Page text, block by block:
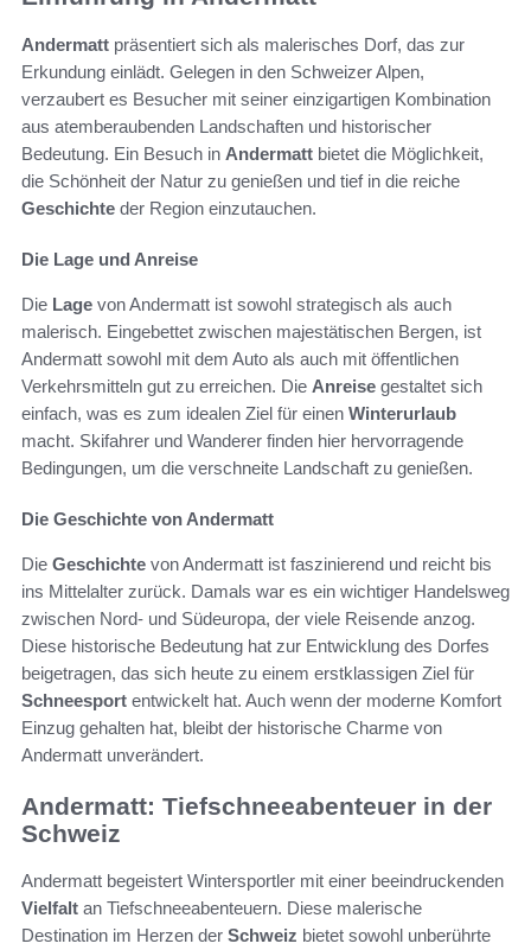
Andermatt präsentiert sich als malerisches Dorf, das zur
Erkundung einlädt. Gelegen in den Schweizer Alpen,
verzaubert es Besucher mit seiner einzigartigen Kombination
aus atemberaubenden Landschaften und historischer
Bedeutung. Ein Besuch in Andermatt bietet die Möglichkeit,
die Schönheit der Natur zu genießen und tief in die reiche
Geschichte der Region einzutauchen.
Die Lage und Anreise
Die Lage von Andermatt ist sowohl strategisch als auch
malerisch. Eingebettet zwischen majestätischen Bergen, ist
Andermatt sowohl mit dem Auto als auch mit öffentlichen
Verkehrsmitteln gut zu erreichen. Die Anreise gestaltet sich
einfach, was es zum idealen Ziel für einen Winterurlaub
macht. Skifahrer und Wanderer finden hier hervorragende
Bedingungen, um die verschneite Landschaft zu genießen.
Die Geschichte von Andermatt
Die Geschichte von Andermatt ist faszinierend und reicht bis
ins Mittelalter zurück. Damals war es ein wichtiger Handelsweg
zwischen Nord- und Südeuropa, der viele Reisende anzog.
Diese historische Bedeutung hat zur Entwicklung des Dorfes
beigetragen, das sich heute zu einem erstklassigen Ziel für
Schneesport entwickelt hat. Auch wenn der moderne Komfort
Einzug gehalten hat, bleibt der historische Charme von
Andermatt unverändert.
Andermatt: Tiefschneeabenteuer in der
Schweiz
Andermatt begeistert Wintersportler mit einer beeindruckenden
Vielfalt an Tiefschneeabenteuern. Diese malerische
Destination im Herzen der Schweiz bietet sowohl unberührte